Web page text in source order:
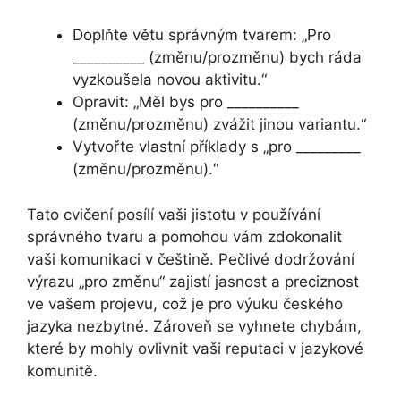
Doplňte větu správným tvarem: „Pro
__________ (změnu/prozměnu) bych ráda
vyzkoušela novou aktivitu.“
Opravit: „Měl bys pro __________
(změnu/prozměnu) zvážit jinou variantu.“
Vytvořte vlastní příklady s „pro _________
(změnu/prozměnu).“
Tato cvičení posílí vaši jistotu v používání
správného tvaru a pomohou vám zdokonalit
vaši komunikaci v češtině. Pečlivé dodržování
výrazu „pro změnu“ zajistí jasnost a preciznost
ve vašem projevu, což je pro výuku českého
jazyka nezbytné. Zároveň se vyhnete chybám,
které by mohly ovlivnit vaši reputaci v jazykové
komunitě.